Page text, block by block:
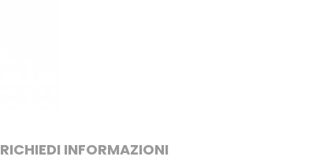
RICHIEDI INFORMAZIONI